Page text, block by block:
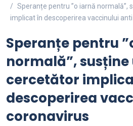
Speranțe pentru ”o iarnă normală”,
implicat în descoperirea vaccinului
Speranțe pentru
normală”, susține
cercetător
descoperirea
coronavirus